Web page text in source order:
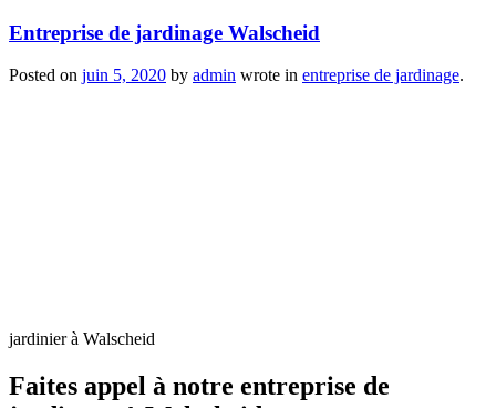
Entreprise de jardinage Walscheid
Posted on juin 5, 2020 by admin wrote in entreprise de jardinage.
jardinier à Walscheid
Faites appel à notre entreprise de